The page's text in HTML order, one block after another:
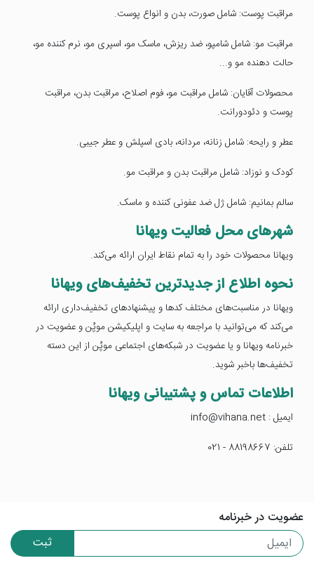
مراقبت پوست: شامل صورت، بدن و انواع پوست.
مراقبت مو: شامل شامپو، ضد ریزش، ماسک مو، اسپری مو، نرم کننده مو،
حالت دهنده مو و...
محصولات آقایان: شامل مراقبت مو، فوم اصلاح، مراقبت بدن، مراقبت
پوست و دئودورانت.
عطر و رایحه: شامل زنانه، مردانه، بادی اسپلش و عطر جیبی.
کودک و نوزاد: شامل مراقبت بدن و مراقبت مو.
سالم بمانیم: شامل ژل ضد عفونی کننده و ماسک.
شهرهای محل فعالیت ویهانا
ویهانا محصولات خود را به تمام نقاط ایران ارائه می‌کند.
نحوه اطلاع از جدیدترین تخفیف‌های ویهانا
ویهانا در مناسبت‌های مختلف کدها و پیشنهادهای تخفیف‌داری ارائه
می‌کند که می‌توانید با مراجعه به سایت و اپلیکیشن موپُن و عضویت در
خبرنامه ویهانا و یا عضویت در شبکه‌های اجتماعی موپُن از این دسته
تخفیف‌ها باخبر شوید.
اطلاعات تماس و پشتیبانی ویهانا
ایمیل : info@vihana.net
تلفن: 88198667 - 021
عضویت در خبرنامه
ثبت